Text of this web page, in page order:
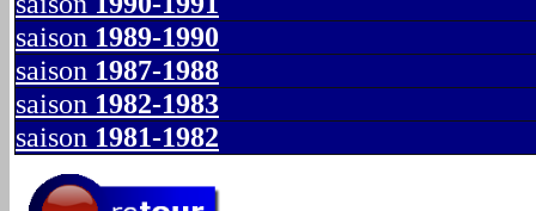
saison 1989-1990
saison 1987-1988
saison 1982-1983
saison 1981-1982